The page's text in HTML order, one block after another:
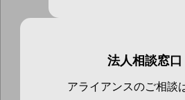
法人相談窓口
アライアンスのご相談